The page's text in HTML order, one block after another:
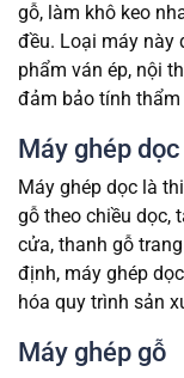
gỗ, làm khô keo
đều. Loại máy này
phẩm ván ép, nội
đảm bảo tính
Máy ghép dọc
Máy ghép dọc là
gỗ theo chiều dọc,
cửa, thanh gỗ
định, máy ghép
hóa quy trình sản
Máy ghép gỗ